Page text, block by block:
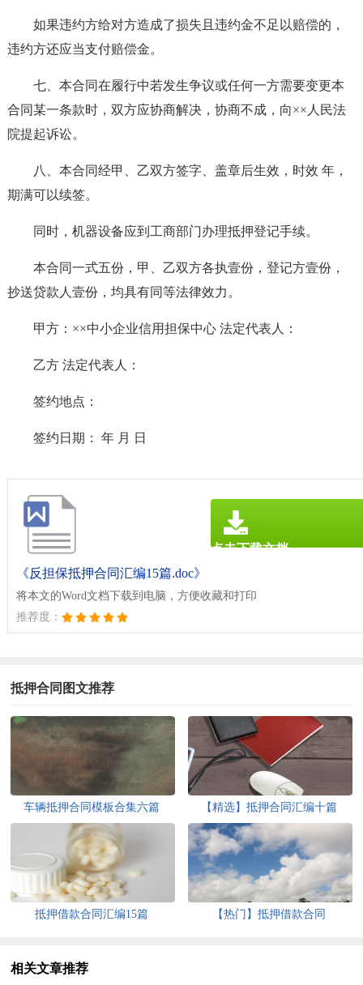
如果违约方给对方造成了损失且违约金不足以赔偿的，
违约方还应当支付赔偿金。
七、本合同在履行中若发生争议或任何一方需要变更本
合同某一条款时，双方应协商解决，协商不成，向××人民法
院提起诉讼。
八、本合同经甲、乙双方签字、盖章后生效，时效 年，
期满可以续签。
同时，机器设备应到工商部门办理抵押登记手续。
本合同一式五份，甲、乙双方各执壹份，登记方壹份，
抄送贷款人壹份，均具有同等法律效力。
甲方：××中小企业信用担保中心 法定代表人：
乙方 法定代表人：
签约地点：
签约日期： 年 月 日
《反担保抵押合同汇编15篇.doc》
将本文的Word文档下载到电脑，方便收藏和打印
推荐度：
点击下载文档
抵押合同图文推荐
车辆抵押合同模板合集六篇 【精选】抵押合同汇编十篇
抵押借款合同汇编15篇 【热门】抵押借款合同
相关文章推荐